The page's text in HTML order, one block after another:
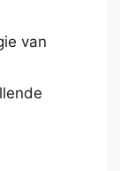
van